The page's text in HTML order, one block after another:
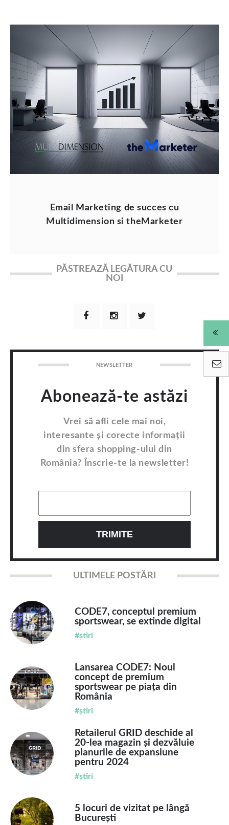
Email Marketing de succes cu
Multidimension si theMarketer
PĂSTREAZĂ LEGĂTURA CU
NOI
NEWSLETTER
Abonează-te astăzi
Vrei să afli cele mai noi,
interesante și corecte informații
din sfera shopping-ului din
România? Înscrie-te la newsletter!
ULTIMELE POSTĂRI
CODE7, conceptul premium
sportswear, se extinde digital
#știri
Lansarea CODE7: Noul
concept de premium
sportswear pe piața din
România
#știri
Retailerul GRID deschide al
20-lea magazin și dezvăluie
planurile de expansiune
pentru 2024
#știri
5 locuri de vizitat pe lângă
București